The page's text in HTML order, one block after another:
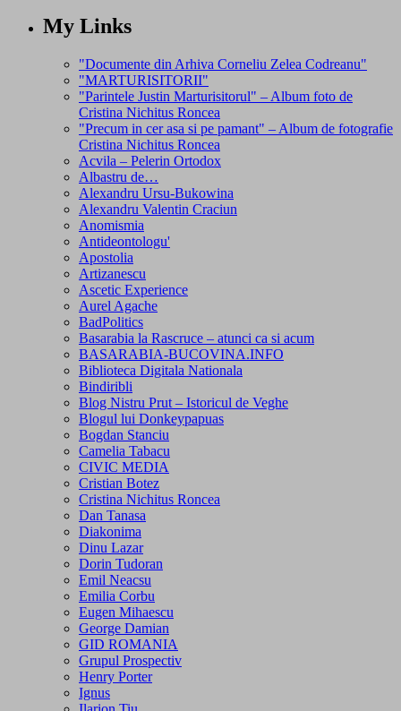
My Links
"Documente din Arhiva Corneliu Zelea Codreanu"
"MARTURISITORII"
"Parintele Justin Marturisitorul" – Album foto de
Cristina Nichitus Roncea
"Precum in cer asa si pe pamant" – Album de fotografie
Cristina Nichitus Roncea
Acvila – Pelerin Ortodox
Albastru de…
Alexandru Ursu-Bukowina
Alexandru Valentin Craciun
Anomismia
Antideontologu'
Apostolia
Artizanescu
Ascetic Experience
Aurel Agache
BadPolitics
Basarabia la Rascruce – atunci ca si acum
BASARABIA-BUCOVINA.INFO
Biblioteca Digitala Nationala
Bindiribli
Blog Nistru Prut – Istoricul de Veghe
Blogul lui Donkeypapuas
Bogdan Stanciu
Camelia Tabacu
CIVIC MEDIA
Cristian Botez
Cristina Nichitus Roncea
Dan Tanasa
Diakonima
Dinu Lazar
Dorin Tudoran
Emil Neacsu
Emilia Corbu
Eugen Mihaescu
George Damian
GID ROMANIA
Grupul Prospectiv
Henry Porter
Ignus